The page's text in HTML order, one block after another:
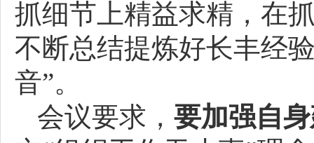
抓细节上精益求精，在
不断总结提炼好长丰经
音”。
会议要求， 要加强自